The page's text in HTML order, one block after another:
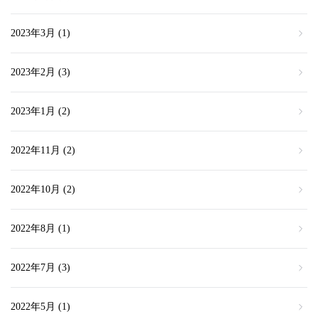
2023年3月 (1)
2023年2月 (3)
2023年1月 (2)
2022年11月 (2)
2022年10月 (2)
2022年8月 (1)
2022年7月 (3)
2022年5月 (1)